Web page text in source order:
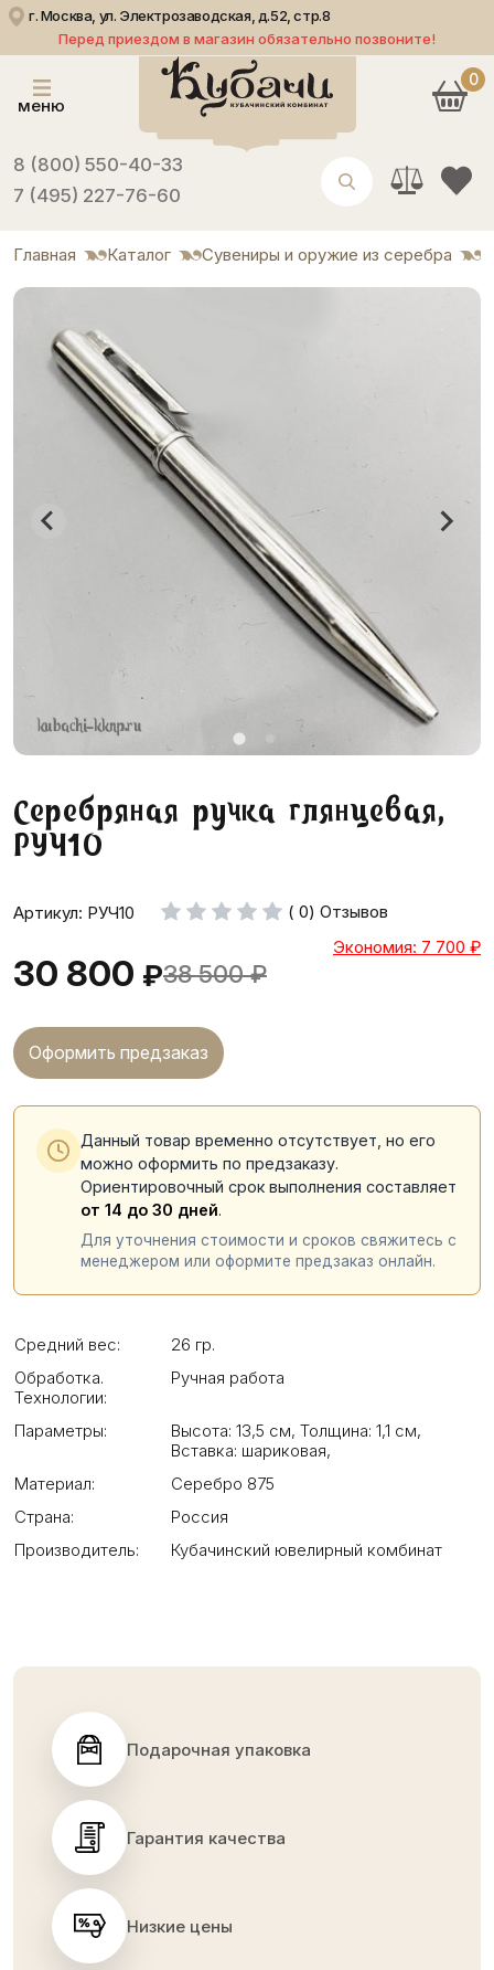
г. Москва, ул. Электрозаводская, д.52, стр.8
Перед приездом в магазин обязательно позвоните!
меню
8 (800) 550-40-33
7 (495) 227-76-60
0
Главная Каталог Сувениры и оружие из серебра
Серебряная ручка глянцевая,
РУЧ10
Артикул: РУЧ10 ( 0) Отзывов
30 800 ₽38 500 ₽
Экономия: 7 700 ₽
Оформить предзаказ
Данный товар временно отсутствует, но его
можно оформить по предзаказу.
Ориентировочный срок выполнения составляет
от 14 до 30 дней.
Для уточнения стоимости и сроков свяжитесь с
менеджером или оформите предзаказ онлайн.
Средний вес:
26 гр.
Обработка.
Технологии:
Ручная работа
Параметры: Высота: 13,5 см, Толщина: 1,1 см,
Вставка: шариковая,
Материал:
Серебро 875
Страна:
Россия
Производитель:
Кубачинский ювелирный комбинат
Подарочная упаковка
Гарантия качества
Низкие цены